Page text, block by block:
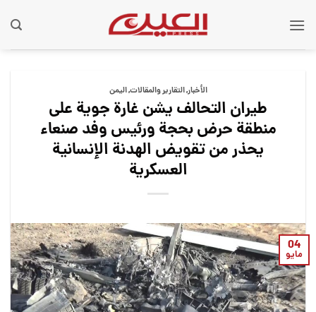
الأخبار,التقارير والمقالات,الیمن
طيران التحالف يشن غارة جوية على
منطقة حرض بحجة ورئيس وفد صنعاء
يحذر من تقويض الهدنة الإنسانية
العسكرية
04
مايو